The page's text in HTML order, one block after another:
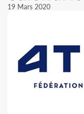
19 Mars 2020